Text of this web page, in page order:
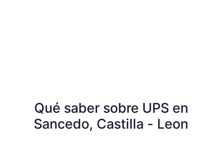
Qué saber sobre UPS en
Sancedo, Castilla - Leon